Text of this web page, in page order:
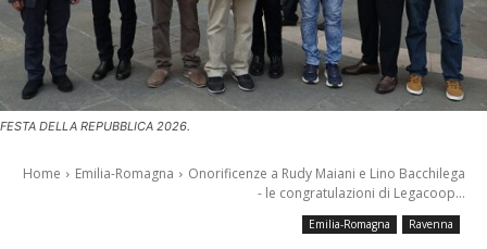
FESTA DELLA REPUBBLICA 2026.
Home Emilia-Romagna
Onorificenze a Rudy Maiani e Lino Bacchilega
- le congratulazioni di Legacoop...
Emilia-Romagna Ravenna